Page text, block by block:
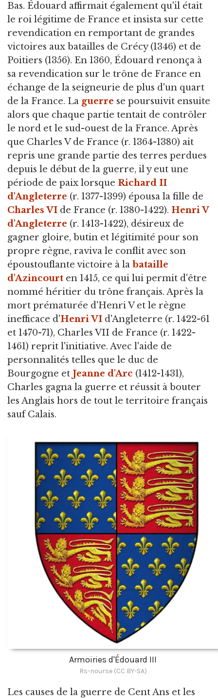
Bas. Édouard affirmait également qu'il était
le roi légitime de France et insista sur cette
revendication en remportant de grandes
victoires aux batailles de Crécy (1346) et de
Poitiers (1356). En 1360, Édouard renonça à
sa revendication sur le trône de France en
échange de la seigneurie de plus d'un quart
de la France. La guerre se poursuivit ensuite
alors que chaque partie tentait de contrôler
le nord et le sud-ouest de la France. Après
que Charles V de France (r. 1364-1380) ait
repris une grande partie des terres perdues
depuis le début de la guerre, il y eut une
période de paix lorsque Richard II
d'Angleterre (r. 1377-1399) épousa la fille de
Charles VI de France (r. 1380-1422). Henri V
d'Angleterre (r. 1413-1422), désireux de
gagner gloire, butin et légitimité pour son
propre règne, raviva le conflit avec son
époustouflante victoire à la bataille
d'Azincourt en 1415, ce qui lui permit d'être
nommé héritier du trône français. Après la
mort prématurée d'Henri V et le règne
inefficace d'Henri VI d'Angleterre (r. 1422-61
et 1470-71), Charles VII de France (r. 1422-
1461) reprit l'initiative. Avec l'aide de
personnalités telles que le duc de
Bourgogne et Jeanne d'Arc (1412-1431),
Charles gagna la guerre et réussit à bouter
les Anglais hors de tout le territoire français
sauf Calais.
Armoiries d'Édouard III
Rs-nourse (CC BY-SA)
Les causes de la guerre de Cent Ans et les